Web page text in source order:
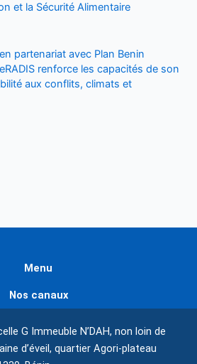
et la Sécurité Alimentaire
partenariat avec Plan Benin
renforce les capacités de son
aux conflits, climats et
Menu
Nos canaux
G Immeuble N’DAH, non loin de
d’éveil, quartier Agori-plateau